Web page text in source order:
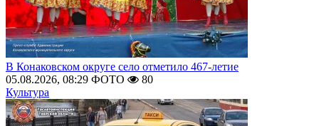
В Конаковском округе село отметило 467-летие
05.08.2026, 08:29 ФОТО
80
Культура